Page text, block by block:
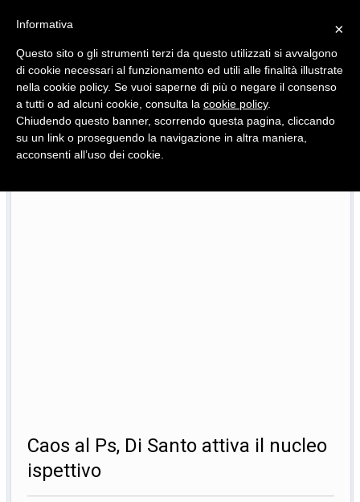
Quotidiano d'informazione distribuito in Molise con
Caos al Ps, Di Santo attiva il nucleo
ispettivo
×
Informativa
Questo sito o gli strumenti terzi da questo utilizzati si avvalgono
di cookie necessari al funzionamento ed utili alle finalità illustrate
nella cookie policy. Se vuoi saperne di più o negare il consenso
a tutti o ad alcuni cookie, consulta la cookie policy.
Chiudendo questo banner, scorrendo questa pagina, cliccando
su un link o proseguendo la navigazione in altra maniera,
acconsenti all’uso dei cookie.